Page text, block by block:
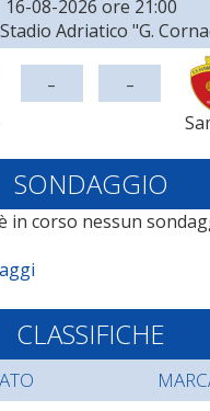
16-08-2026 ore 21:00
Adriatico "G.
- -
SONDAGGIO
in corso nessun
CLASSIFICHE